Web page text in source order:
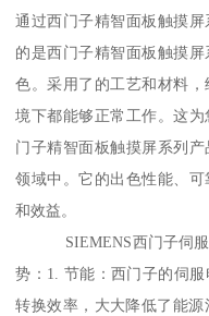
通过西门子精智面板触摸
的是西门子精智面板触摸
色。采用了的工艺和材料
境下都能够正常工作。这
门子精智面板触摸屏系列
领域中。它的出色性能、
和效益。
SIEMENS西门子伺服电
势：1. 节能：西门子的伺
转换效率，大大降低了能